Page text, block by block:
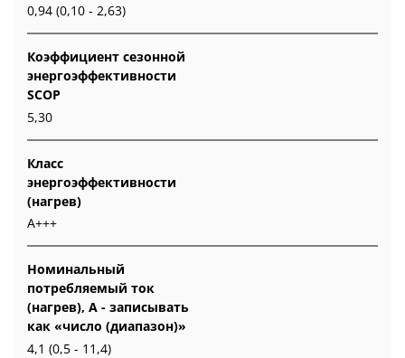
0,94 (0,10 - 2,63)
Коэффициент сезонной
энергоэффективности
SCOP
5,30
Класс
энергоэффективности
(нагрев)
A+++
Номинальный
потребляемый ток
(нагрев), А - записывать
как «число (диапазон)»
4,1 (0,5 - 11,4)